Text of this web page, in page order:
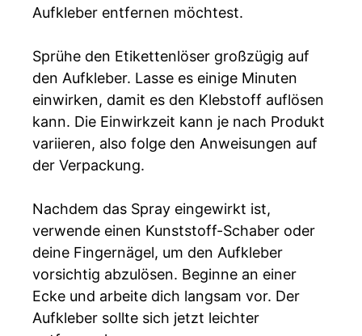
Aufkleber entfernen möchtest.
Sprühe den Etikettenlöser großzügig auf
den Aufkleber. Lasse es einige Minuten
einwirken, damit es den Klebstoff auflösen
kann. Die Einwirkzeit kann je nach Produkt
variieren, also folge den Anweisungen auf
der Verpackung.
Nachdem das Spray eingewirkt ist,
verwende einen Kunststoff-Schaber oder
deine Fingernägel, um den Aufkleber
vorsichtig abzulösen. Beginne an einer
Ecke und arbeite dich langsam vor. Der
Aufkleber sollte sich jetzt leichter